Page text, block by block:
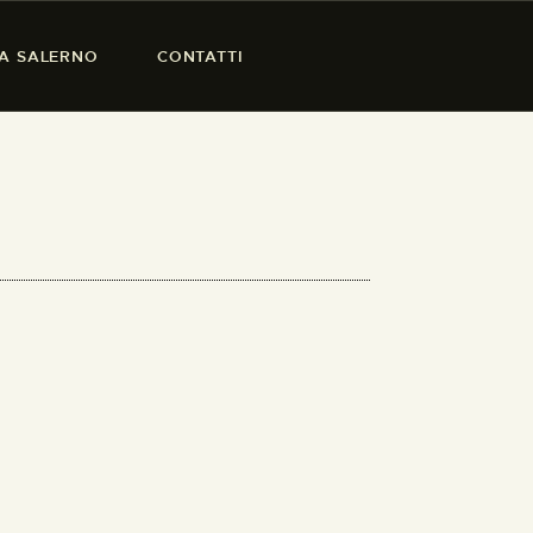
SALERNO CONTATTI